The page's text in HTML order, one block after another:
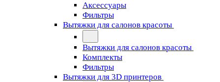
Аксессуары
Фильтры
Вытяжки для салонов красоты
Вытяжки для салонов красоты
Комплекты
Фильтры
Вытяжки для 3D принтеров